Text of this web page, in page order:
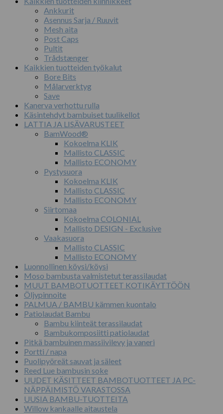
Ankkurit
Asennus Sarja / Ruuvit
Mesh aita
Post Caps
Pultit
Trådstænger
Kaikkien tuotteiden työkalut
Bore Bits
Målarverktyg
Save
Kanerva verhottu rulla
Käsintehdyt bambuiset tuulikellot
LATTIA JA LISÄVARUSTEET
BamWood®
Kokoelma KLIK
Mallisto CLASSIC
Mallisto ECONOMY
Pystysuora
Kokoelma KLIK
Mallisto CLASSIC
Mallisto ECONOMY
Siirtomaa
Kokoelma COLONIAL
Mallisto DESIGN - Exclusive
Vaakasuora
Mallisto CLASSIC
Mallisto ECONOMY
Luonnollinen köysi/köysi
Moso bambusta valmistetut terassilaudat
MUUT BAMBOTUOTTEET KOTIKÄYTTÖÖN
Öljypinnoite
PALMUA / BAMBU kämmen kuontalo
Patiolaudat Bambu
Bambu kiinteät terassilaudat
Bambukomposiitti patiolaudat
Pitkä bambuinen massiivilevy ja vaneri
Portti / napa
Puolipyöreät sauvat ja säleet
Reed Lue bambusin soke
UUDET KÄSITTEET BAMBOTUOTTEET JA PC-
NÄPPÄIMISTÖ VARASTOSSA
UUSIA BAMBU-TUOTTEITA
Willow kankaalle aitaustela